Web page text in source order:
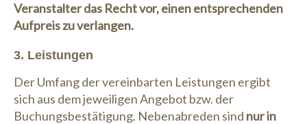
Veranstalter das Recht vor, einen entsprechenden
Aufpreis zu verlangen.
3. Leistungen
Der Umfang der vereinbarten Leistungen ergibt
sich aus dem jeweiligen Angebot bzw. der
Buchungsbestätigung. Nebenabreden sind nur in